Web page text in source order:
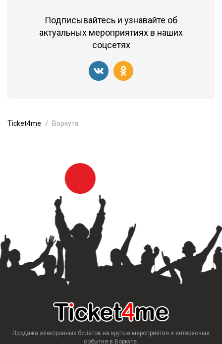
Подписывайтесь и узнавайте об
актуальных мероприятиях в наших
соцсетях
Ticket4me Воркута
Продажа электронных билетов на крутые мероприятия и интересные
события в Воркуте.